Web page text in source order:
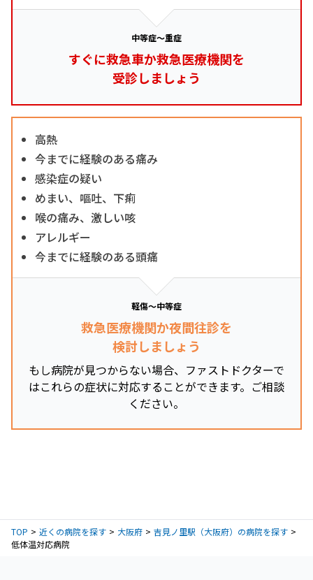
中等症～重症
すぐに救急車か救急医療機関を
受診しましょう
高熱
今までに経験のある痛み
感染症の疑い
めまい、嘔吐、下痢
喉の痛み、激しい咳
アレルギー
今までに経験のある頭痛
軽傷～中等症
救急医療機関か夜間往診を
検討しましょう
もし病院が見つからない場合、ファストドクターで
はこれらの症状に対応することができます。ご相談
ください。
TOP 近くの病院を探す 大阪府
吉見ノ里駅（大阪府）の病院を探す
低体温対応病院